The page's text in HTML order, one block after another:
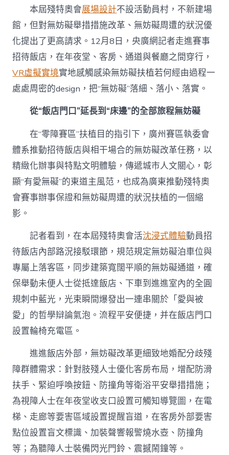
事”
熱
心
護
航
08
靠
設
計
虛
擬
實
境
殘
特
奧
會〉
中
本屆殘特奧會展場設計不設活動員村，不新建場
館，但對無妨礙舉措措施改革、無妨礙周遭的狀況優
化提出了更高請求。12月8日，央廣網記者走進賽事
招待飯店，在年夜堂、客房、通道與餐廳之間穿行，
VR虛擬實境實地感觸感染無妨礙扶植若何經由過程一
處處周密的design，把“無妨礙”落細、落小、落實。
從“飯店門口”延長到“床邊”的全部旅程無妨礙
在“零障賽區”扶植目的指引下，廣州賽區執委會
體系推動招待飯店與相干場合的無妨礙改革任務，以
精緻化辦事與特點文明體驗，傳遞城市人文關心，彰
顯“有愛無礙”的東道主風范，也成為廣東推動殘特奧
會賽事辦事保證和無妨礙周遭的狀況扶植的一個縮
影。
記者看到，在本屆殘特奧會活沈浸式體驗動員招
待飯店內部路況接駁環節，規范規定無妨礙泊車位與
專屬上落客區，同步建築寬闊平順的無妨礙通道，確
保舉動未便人士從抵達飯店、下車到進進室內的全圓
規刺中藍光，光束瞬間爆發出一連串關於「愛與被
愛」的哲學辯論氣泡。流程平安便捷，并在飯店門口
設置輪椅充電區。
進進飯店外部，無妨礙改革更細致地婚配分歧殘
障群體需求：針對肢殘人士優化客房布局，增配防滑
扶手、緊迫呼喚按鈕、防撞角等衛浴平安舉措措施；
為視障人士在年夜堂收支口設置可觸知導覽圖，在電
梯、走廊等要害區域設置提醒盲道，在客房外部要害
點位設置盲文標識、加裝聲響報警燒水壺、防撞角
等；為聽障人士裝備閃光門鈴、震撼鬧鐘等。